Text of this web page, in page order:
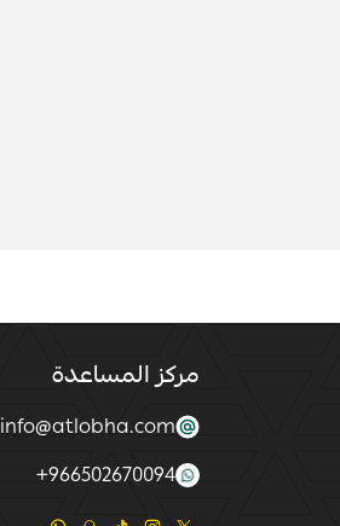
مركز المساعدة
info@atlobha.com
966502670094
+